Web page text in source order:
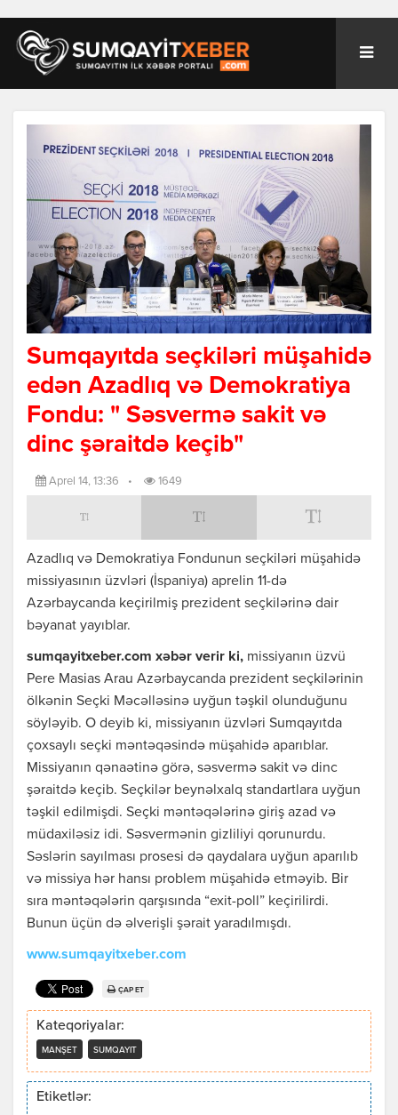
Sumqayıtda seçkiləri müşahidə
edən Azadlıq və Demokratiya
Fondu: " Səsvermə sakit və
dinc şəraitdə keçib"
Aprel 14, 13:36 • 1649
Azadlıq və Demokratiya Fondunun seçkiləri müşahidə
missiyasının üzvləri (İspaniya) aprelin 11-də
Azərbaycanda keçirilmiş prezident seçkilərinə dair
bəyanat yayıblar.
sumqayitxeber.com xəbər verir ki, missiyanın üzvü
Pere Masias Arau Azərbaycanda prezident seçkilərinin
ölkənin Seçki Məcəlləsinə uyğun təşkil olunduğunu
söyləyib. O deyib ki, missiyanın üzvləri Sumqayıtda
çoxsaylı seçki məntəqəsində müşahidə aparıblar.
Missiyanın qənaətinə görə, səsvermə sakit və dinc
şəraitdə keçib. Seçkilər beynəlxalq standartlara uyğun
təşkil edilmişdi. Seçki məntəqələrinə giriş azad və
müdaxiləsiz idi. Səsvermənin gizliliyi qorunurdu.
Səslərin sayılması prosesi də qaydalara uyğun aparılıb
və missiya hər hansı problem müşahidə etməyib. Bir
sıra məntəqələrin qarşısında “exit-poll” keçirilirdi.
Bunun üçün də əlverişli şərait yaradılmışdı.
www.sumqayitxeber.com
ÇAP ET
Kateqoriyalar:
MANŞET SUMQAYIT
Etiketlər: